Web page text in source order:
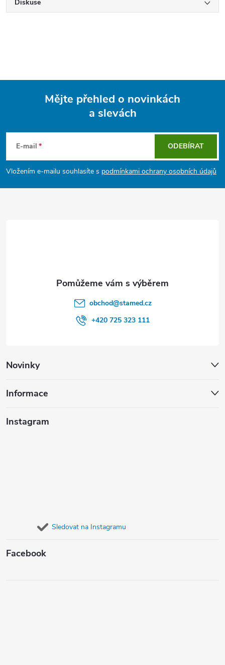
Diskuse
p
a
Mějte přehled o novinkách
a slevách
E-mail
Vložením e-mailu souhlasíte s podmínkami ochrany osobních údajů
ODEBÍRAT
Novinky
Informace
Instagram
Sledovat na Instagramu
Facebook
obchod@stamed.cz
+420 725 323 111